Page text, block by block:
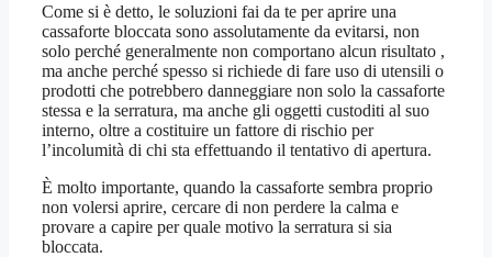
Come si è detto, le soluzioni fai da te per aprire una
cassaforte bloccata sono assolutamente da evitarsi, non
solo perché generalmente non comportano alcun risultato ,
ma anche perché spesso si richiede di fare uso di utensili o
prodotti che potrebbero danneggiare non solo la cassaforte
stessa e la serratura, ma anche gli oggetti custoditi al suo
interno, oltre a costituire un fattore di rischio per
l’incolumità di chi sta effettuando il tentativo di apertura.
È molto importante, quando la cassaforte sembra proprio
non volersi aprire, cercare di non perdere la calma e
provare a capire per quale motivo la serratura si sia
bloccata.